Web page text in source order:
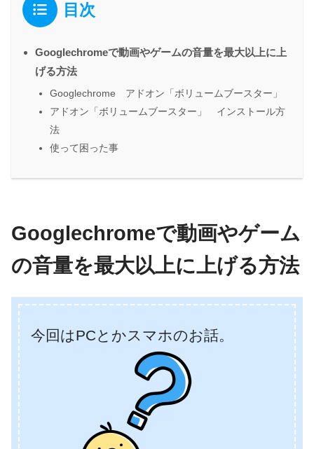
目次
Googlechromeで動画やゲームの音量を最大以上に上
げる方法
Googlechrome アドオン「ボリュームブースター」
アドオン「ボリュームブースター」 インストール方
法
使って困った事
Googlechromeで動画やゲーム
の音量を最大以上に上げる方法
今回はPCとかスマホのお話。